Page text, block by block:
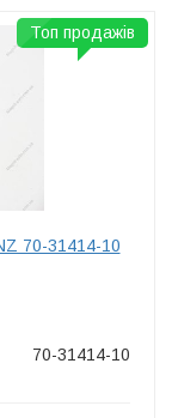
70-31414-10
70-31414-10
Топ продажів